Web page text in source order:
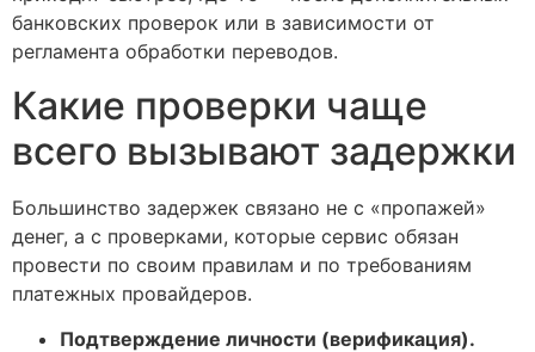
банковских проверок или в зависимости от
регламента обработки переводов.
Какие проверки чаще
всего вызывают задержки
Большинство задержек связано не с «пропажей»
денег, а с проверками, которые сервис обязан
провести по своим правилам и по требованиям
платежных провайдеров.
Подтверждение личности (верификация).